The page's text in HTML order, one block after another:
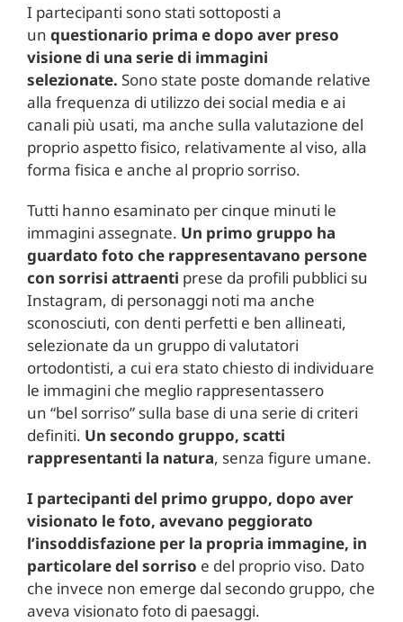
I partecipanti sono stati sottoposti a
un questionario prima e dopo aver preso
visione di una serie di immagini
selezionate. Sono state poste domande relative
alla frequenza di utilizzo dei social media e ai
canali più usati, ma anche sulla valutazione del
proprio aspetto fisico, relativamente al viso, alla
forma fisica e anche al proprio sorriso.
Tutti hanno esaminato per cinque minuti le
immagini assegnate. Un primo gruppo ha
guardato foto che rappresentavano persone
con sorrisi attraenti prese da profili pubblici su
Instagram, di personaggi noti ma anche
sconosciuti, con denti perfetti e ben allineati,
selezionate da un gruppo di valutatori
ortodontisti, a cui era stato chiesto di individuare
le immagini che meglio rappresentassero
un “bel sorriso” sulla base di una serie di criteri
definiti. Un secondo gruppo, scatti
rappresentanti la natura, senza figure umane.
I partecipanti del primo gruppo, dopo aver
visionato le foto, avevano peggiorato
l’insoddisfazione per la propria immagine, in
particolare del sorriso e del proprio viso. Dato
che invece non emerge dal secondo gruppo, che
aveva visionato foto di paesaggi.